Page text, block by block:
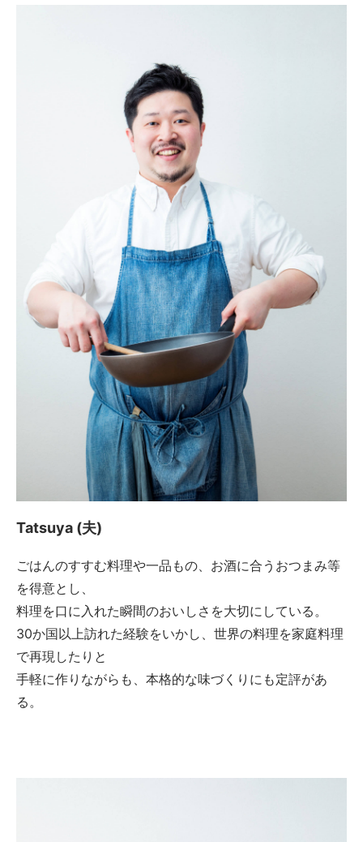
Tatsuya (夫)
ごはんのすすむ料理や一品もの、お酒に合うおつまみ等
を得意とし、
料理を口に入れた瞬間のおいしさを大切にしている。
30か国以上訪れた経験をいかし、世界の料理を家庭料理
で再現したりと
手軽に作りながらも、本格的な味づくりにも定評があ
る。